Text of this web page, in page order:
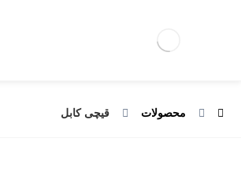
محصولات قیچی کابل